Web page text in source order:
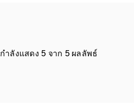
กำลังแสดง 5 จาก 5 ผลลัพธ์